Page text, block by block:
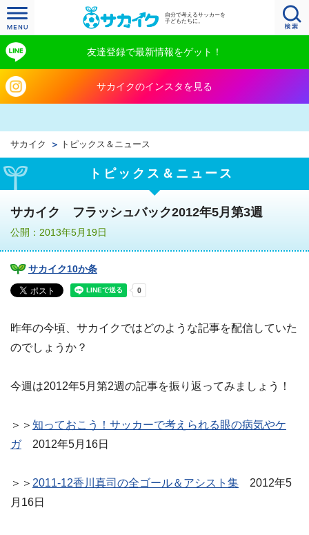
自分で考えるサッカーを
子どもたちに。
友達登録で最新情報をゲット！
サカイクのインスタを見る
サカイク トピックス＆ニュース
トピックス＆ニュース
サカイク フラッシュバック2012年5月第3週
公開：2013年5月19日
サカイク10か条
昨年の今頃、サカイクではどのような記事を配信していた
のでしょうか？
今週は2012年5月第2週の記事を振り返ってみましょう！
＞＞ 知っておこう！サッカーで考えられる眼の病気やケ
ガ2012年5月16日
＞＞ 2011-12香川真司の全ゴール＆アシスト集 2012年5
月16日